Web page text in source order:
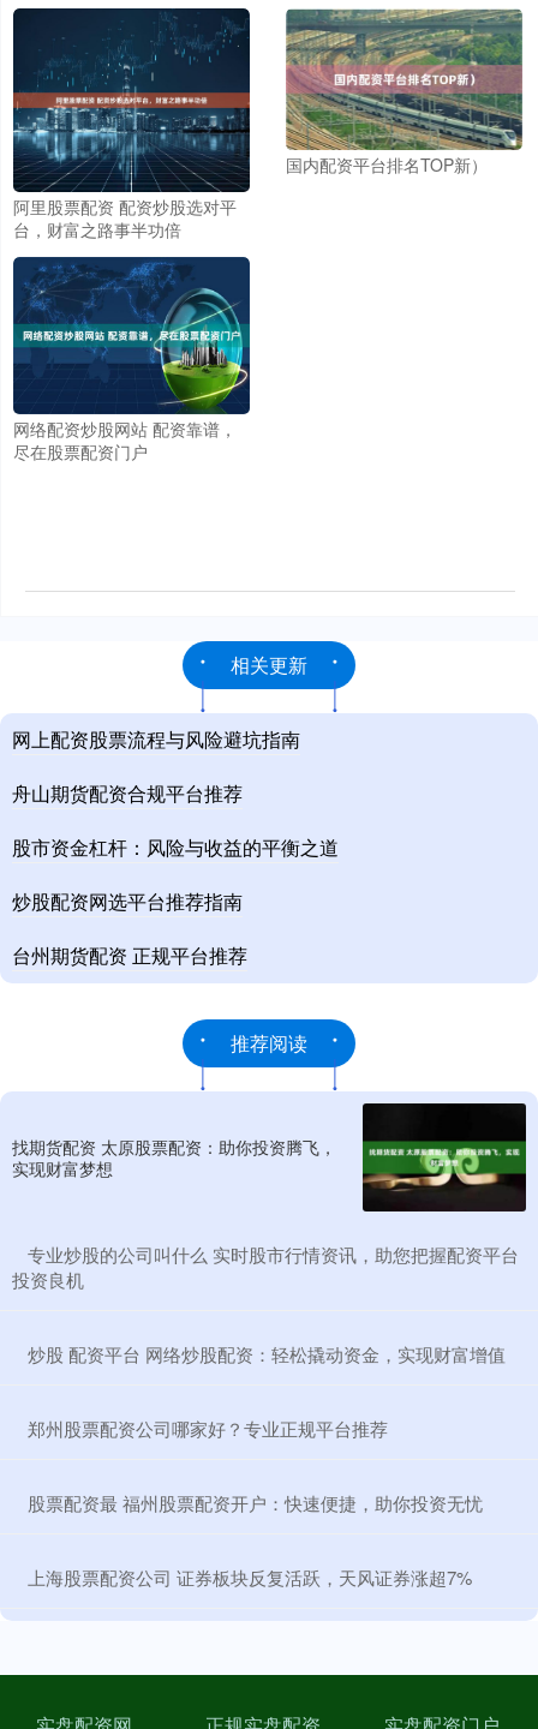
阿里股票配资 配资炒股选对平
台，财富之路事半功倍
国内配资平台排名TOP新）
网络配资炒股网站 配资靠谱，
尽在股票配资门户
相关更新
网上配资股票流程与风险避坑指南
舟山期货配资合规平台推荐
股市资金杠杆：风险与收益的平衡之道
炒股配资网选平台推荐指南
台州期货配资 正规平台推荐
推荐阅读
找期货配资 太原股票配资：助你投资腾飞，
实现财富梦想
​专业炒股的公司叫什么 实时股市行情资讯，助您把握配资平台
投资良机
​炒股 配资平台 网络炒股配资：轻松撬动资金，实现财富增值
​郑州股票配资公司哪家好？专业正规平台推荐
​股票配资最 福州股票配资开户：快速便捷，助你投资无忧
​上海股票配资公司 证券板块反复活跃，天风证券涨超7%